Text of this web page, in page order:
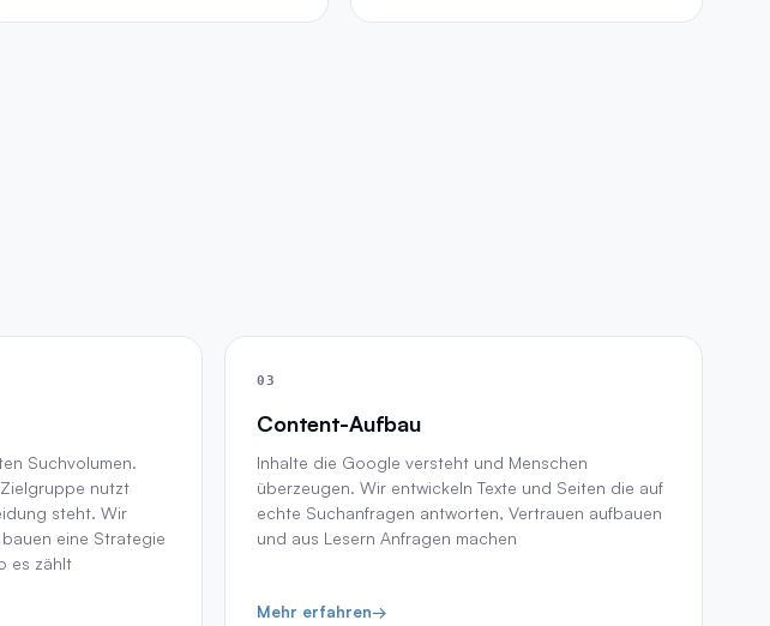
Suchvolumen.
nutzt
steht. Wir
eine Strategie
es zählt
03
Content-Aufbau
Inhalte die Google versteht und Menschen
überzeugen. Wir entwickeln Texte und Seiten die auf
echte Suchanfragen antworten, Vertrauen aufbauen
und aus Lesern Anfragen machen
Mehr erfahren→